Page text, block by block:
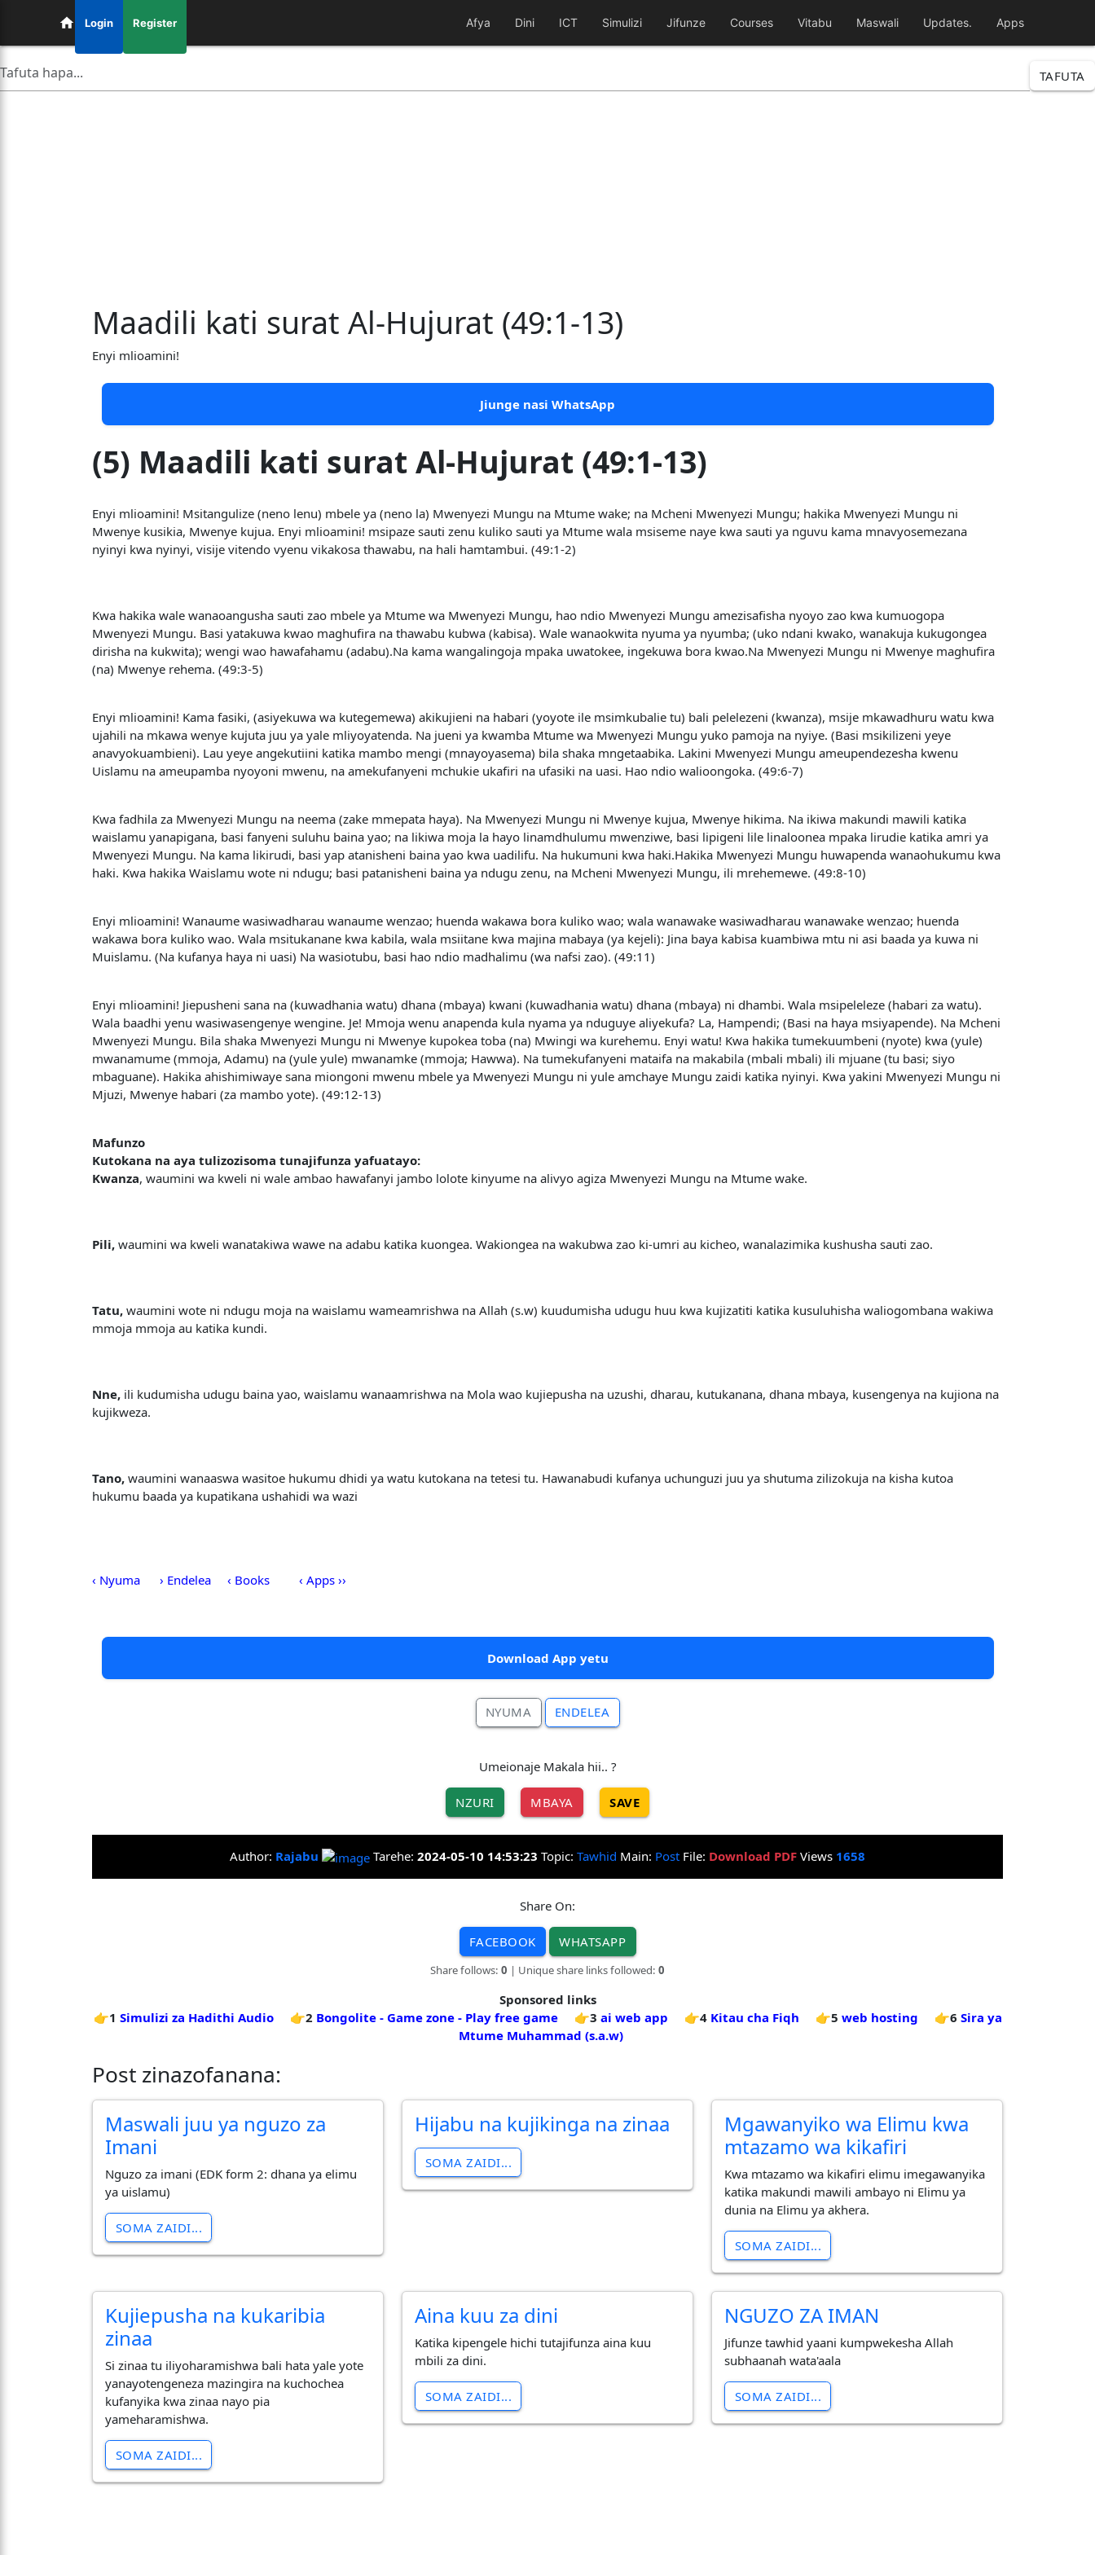
Login Register Afya Dini ICT Simulizi Jifunze Courses Vitabu Maswali Updates. Apps
TAFUTA
Maadili kati surat Al-Hujurat (49:1-13)
Enyi mlioamini!
Jiunge nasi WhatsApp
(5) Maadili kati surat Al-Hujurat (49:1-13)
Enyi mlioamini! Msitangulize (neno lenu) mbele ya (neno la) Mwenyezi Mungu na Mtume wake; na Mcheni Mwenyezi Mungu; hakika Mwenyezi Mungu ni
Mwenye kusikia, Mwenye kujua. Enyi mlioamini! msipaze sauti zenu kuliko sauti ya Mtume wala msiseme naye kwa sauti ya nguvu kama mnavyosemezana
nyinyi kwa nyinyi, visije vitendo vyenu vikakosa thawabu, na hali hamtambui. (49:1-2)
Kwa hakika wale wanaoangusha sauti zao mbele ya Mtume wa Mwenyezi Mungu, hao ndio Mwenyezi Mungu amezisafisha nyoyo zao kwa kumuogopa
Mwenyezi Mungu. Basi yatakuwa kwao maghufira na thawabu kubwa (kabisa). Wale wanaokwita nyuma ya nyumba; (uko ndani kwako, wanakuja kukugongea
dirisha na kukwita); wengi wao hawafahamu (adabu).Na kama wangalingoja mpaka uwatokee, ingekuwa bora kwao.Na Mwenyezi Mungu ni Mwenye maghufira
(na) Mwenye rehema. (49:3-5)
Enyi mlioamini! Kama fasiki, (asiyekuwa wa kutegemewa) akikujieni na habari (yoyote ile msimkubalie tu) bali pelelezeni (kwanza), msije mkawadhuru watu kwa
ujahili na mkawa wenye kujuta juu ya yale mliyoyatenda. Na jueni ya kwamba Mtume wa Mwenyezi Mungu yuko pamoja na nyiye. (Basi msikilizeni yeye
anavyokuambieni). Lau yeye angekutiini katika mambo mengi (mnayoyasema) bila shaka mngetaabika. Lakini Mwenyezi Mungu ameupendezesha kwenu
Uislamu na ameupamba nyoyoni mwenu, na amekufanyeni mchukie ukafiri na ufasiki na uasi. Hao ndio walioongoka. (49:6-7)
Kwa fadhila za Mwenyezi Mungu na neema (zake mmepata haya). Na Mwenyezi Mungu ni Mwenye kujua, Mwenye hikima. Na ikiwa makundi mawili katika
waislamu yanapigana, basi fanyeni suluhu baina yao; na likiwa moja la hayo linamdhulumu mwenziwe, basi lipigeni lile linaloonea mpaka lirudie katika amri ya
Mwenyezi Mungu. Na kama likirudi, basi yap atanisheni baina yao kwa uadilifu. Na hukumuni kwa haki.Hakika Mwenyezi Mungu huwapenda wanaohukumu kwa
haki. Kwa hakika Waislamu wote ni ndugu; basi patanisheni baina ya ndugu zenu, na Mcheni Mwenyezi Mungu, ili mrehemewe. (49:8-10)
Enyi mlioamini! Wanaume wasiwadharau wanaume wenzao; huenda wakawa bora kuliko wao; wala wanawake wasiwadharau wanawake wenzao; huenda
wakawa bora kuliko wao. Wala msitukanane kwa kabila, wala msiitane kwa majina mabaya (ya kejeli): Jina baya kabisa kuambiwa mtu ni asi baada ya kuwa ni
Muislamu. (Na kufanya haya ni uasi) Na wasiotubu, basi hao ndio madhalimu (wa nafsi zao). (49:11)
Enyi mlioamini! Jiepusheni sana na (kuwadhania watu) dhana (mbaya) kwani (kuwadhania watu) dhana (mbaya) ni dhambi. Wala msipeleleze (habari za watu).
Wala baadhi yenu wasiwasengenye wengine. Je! Mmoja wenu anapenda kula nyama ya nduguye aliyekufa? La, Hampendi; (Basi na haya msiyapende). Na Mcheni
Mwenyezi Mungu. Bila shaka Mwenyezi Mungu ni Mwenye kupokea toba (na) Mwingi wa kurehemu. Enyi watu! Kwa hakika tumekuumbeni (nyote) kwa (yule)
mwanamume (mmoja, Adamu) na (yule yule) mwanamke (mmoja; Hawwa). Na tumekufanyeni mataifa na makabila (mbali mbali) ili mjuane (tu basi; siyo
mbaguane). Hakika ahishimiwaye sana miongoni mwenu mbele ya Mwenyezi Mungu ni yule amchaye Mungu zaidi katika nyinyi. Kwa yakini Mwenyezi Mungu ni
Mjuzi, Mwenye habari (za mambo yote). (49:12-13)
Mafunzo
Kutokana na aya tulizozisoma tunajifunza yafuatayo:
Kwanza, waumini wa kweli ni wale ambao hawafanyi jambo lolote kinyume na alivyo agiza Mwenyezi Mungu na Mtume wake.
Pili, waumini wa kweli wanatakiwa wawe na adabu katika kuongea. Wakiongea na wakubwa zao ki-umri au kicheo, wanalazimika kushusha sauti zao.
Tatu, waumini wote ni ndugu moja na waislamu wameamrishwa na Allah (s.w) kuudumisha udugu huu kwa kujizatiti katika kusuluhisha waliogombana wakiwa
mmoja mmoja au katika kundi.
Nne, ili kudumisha udugu baina yao, waislamu wanaamrishwa na Mola wao kujiepusha na uzushi, dharau, kutukanana, dhana mbaya, kusengenya na kujiona na
kujikweza.
Tano, waumini wanaaswa wasitoe hukumu dhidi ya watu kutokana na tetesi tu. Hawanabudi kufanya uchunguzi juu ya shutuma zilizokuja na kisha kutoa
hukumu baada ya kupatikana ushahidi wa wazi
‹ Nyuma › Endelea ‹ Books ‹ Apps ››
Download App yetu
NYUMA ENDELEA
Umeionaje Makala hii.. ?
NZURI MBAYA SAVE
Author: Rajabu Tarehe: 2024-05-10 14:53:23 Topic: Tawhid Main: Post File: Download PDF Views 1658
Share On:
FACEBOOK WHATSAPP
Share follows: 0 | Unique share links followed: 0
Sponsored links
👉1 Simulizi za Hadithi Audio 👉2 Bongolite - Game zone - Play free game 👉3 ai web app 👉4 Kitau cha Fiqh 👉5 web hosting 👉6 Sira ya
Mtume Muhammad (s.a.w)
Post zinazofanana:
Maswali juu ya nguzo za
Imani
Nguzo za imani (EDK form 2: dhana ya elimu
ya uislamu)
SOMA ZAIDI...
Hijabu na kujikinga na zinaa
SOMA ZAIDI...
Mgawanyiko wa Elimu kwa
mtazamo wa kikafiri
Kwa mtazamo wa kikafiri elimu imegawanyika
katika makundi mawili ambayo ni Elimu ya
dunia na Elimu ya akhera.
SOMA ZAIDI...
Kujiepusha na kukaribia
zinaa
Si zinaa tu iliyoharamishwa bali hata yale yote
yanayotengeneza mazingira na kuchochea
kufanyika kwa zinaa nayo pia
yameharamishwa.
SOMA ZAIDI...
Aina kuu za dini
Katika kipengele hichi tutajifunza aina kuu
mbili za dini.
SOMA ZAIDI...
NGUZO ZA IMAN
Jifunze tawhid yaani kumpwekesha Allah
subhaanah wata'aala
SOMA ZAIDI...